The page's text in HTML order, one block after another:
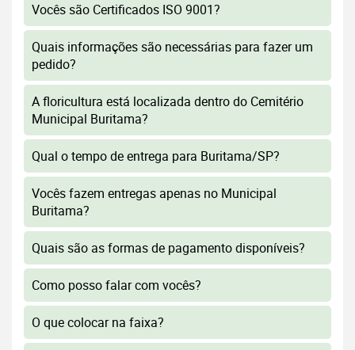
Vocês são Certificados ISO 9001?
Quais informações são necessárias para fazer um
pedido?
A floricultura está localizada dentro do Cemitério
Municipal Buritama?
Qual o tempo de entrega para Buritama/SP?
Vocês fazem entregas apenas no Municipal
Buritama?
Quais são as formas de pagamento disponíveis?
Como posso falar com vocês?
O que colocar na faixa?